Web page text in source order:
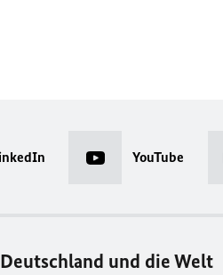
YouTube
Deutschland und die Welt